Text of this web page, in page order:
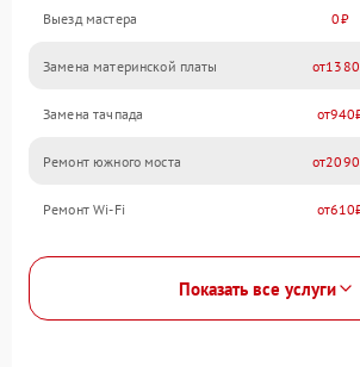
Выезд мастера 0
Замена материнской платы 1380
Замена тачпада 940
Ремонт южного моста 2090
Ремонт Wi-Fi 610
Показать все услуги